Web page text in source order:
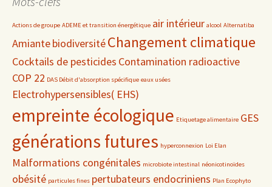
Actions de groupe ADEME et transition énergétique air intérieur alcool Alternatiba
AmiantebiodiversitéChangement climatique
Cocktails de pesticides Contamination radioactive
COP 22 DAS Débit d'absorption spécifique eaux usées
Electrohypersensibles( EHS)
empreinte écologique Etiquetage alimentaire GES
générations futures hyperconnexion Loi Elan
Malformations congénitales microbiote intestinal néonicotinoïdes
obésité particules fines pertubateurs endocriniens Plan Ecophyto